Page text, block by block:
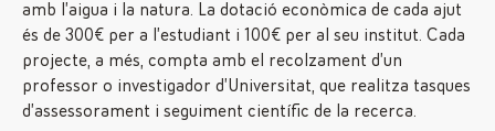
amb l’aigua i la natura. La dotació econòmica de cada ajut
és de 300€ per a l’estudiant i 100€ per al seu institut. Cada
projecte, a més, compta amb el recolzament d’un
professor o investigador d’Universitat, que realitza tasques
d’assessorament i seguiment científic de la recerca.